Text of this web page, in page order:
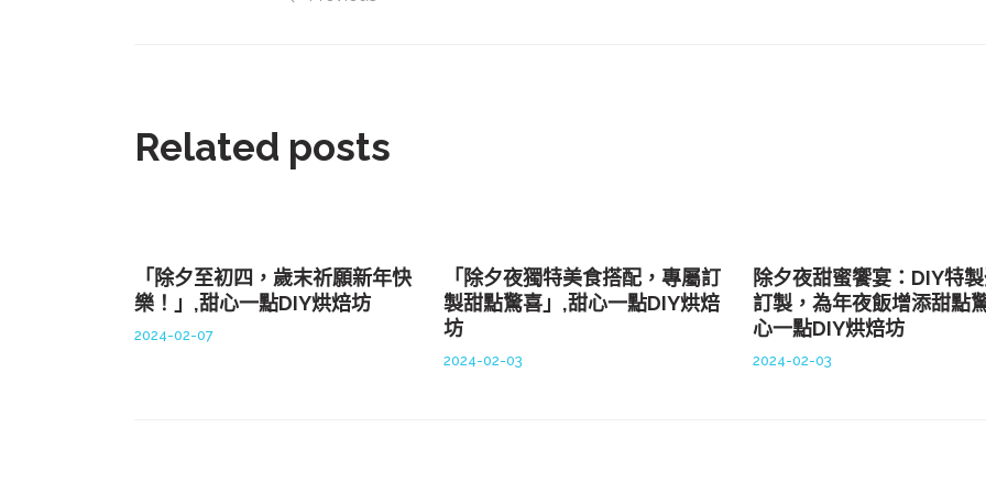
Related posts
「除夕至初四，歲末祈願新年快
樂！」,甜心一點DIY烘焙坊
2024-02-07
「除夕夜獨特美食搭配，專屬訂
製甜點驚喜」,甜心一點DIY烘焙
坊
2024-02-03
除夕夜甜蜜饗宴：DIY特
訂製，為年夜飯增添甜點
心一點DIY烘焙坊
2024-02-03